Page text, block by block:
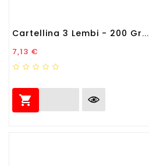
Cartellina 3 Lembi - 200 Gr...
Prezzo
7,13 €
